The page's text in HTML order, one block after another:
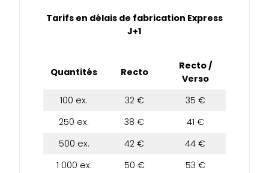
Tarifs en délais de fabrication Express
J+1
Quantités Recto
Recto /
Verso
100 ex.
32 €
35 €
250 ex.
38 €
41 €
500 ex.
42 €
44 €
1 000 ex.
50 €
53 €